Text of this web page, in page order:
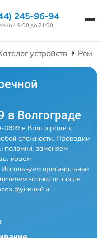
245-96-94
с 9:00 до 21:00
устройств
в Волгограде
0609 в Волгограде с
сложности. Проводим
поломки, заменяем
Используем оригинальные
запчасти, после
функций и